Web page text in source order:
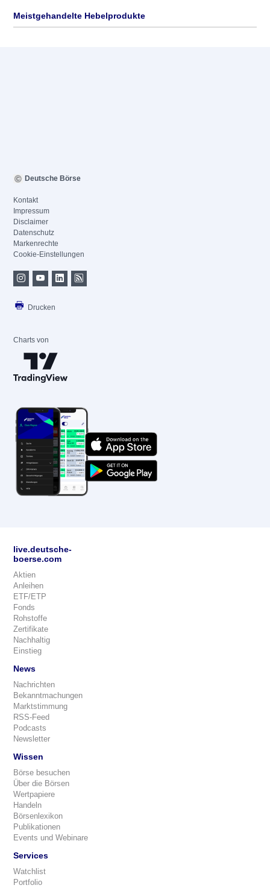
Meistgehandelte Hebelprodukte
Deutsche Börse
Kontakt
Impressum
Disclaimer
Datenschutz
Markenrechte
Cookie-Einstellungen
Drucken
Charts von
live.deutsche-
boerse.com
Aktien
Anleihen
ETF/ETP
Fonds
Rohstoffe
Zertifikate
Nachhaltig
Einstieg
News
Nachrichten
Bekanntmachungen
Marktstimmung
RSS-Feed
Podcasts
Newsletter
Wissen
Börse besuchen
Über die Börsen
Wertpapiere
Handeln
Börsenlexikon
Publikationen
Events und Webinare
Services
Watchlist
Portfolio